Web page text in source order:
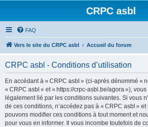
CRPC asbl
FAQ
Vers le site du CRPC asbl Accueil du forum
CRPC asbl - Conditions d’utilisation
En accédant à « CRPC asbl » (ci-après dénommé «
« CRPC asbl » et « https://crpc-asbl.be/agora »), vous
légalement lié par les conditions suivantes. Si vous
de ces conditions, n’accédez pas à « CRPC asbl »
pouvons modifier ces conditions à tout moment et
pour vous en informer. Il vous incombe toutefois de